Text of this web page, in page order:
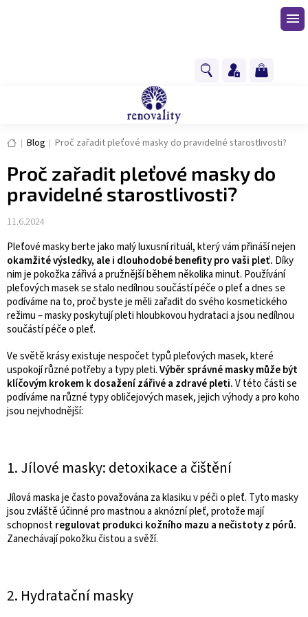
NÁKUPNÍ
Domů
Blog Proč zařadit pleťové masky do pravidelné starostlivosti?
Proč zařadit pleťové masky do
pravidelné starostlivosti?
11.6.2024
Pleťové masky berte jako malý luxusní rituál, který vám přináší nejen
okamžité výsledky, ale i dlouhodobé benefity pro vaši pleť. Díky
nim je pokožka zářivá a pružnější během několika minut. Používání
pleťových masek se stalo nedílnou součástí péče o pleť a dnes se
podíváme na to, proč byste je měli zařadit do svého kosmetického
režimu – masky poskytují pleti hloubkovou hydrataci a jsou nedílnou
součástí péče o pleť.
Ve světě krásy existuje nespočet typů pleťových masek, které
uspokojí různé potřeby a typy pleti.Výběr správné masky může být
klíčovým krokem k dosažení zářivé a zdravé pleti.V této části se
podíváme na různé typy obličejových masek, jejich výhody a pro koho
jsou nejvhodnější:
1. Jílové masky: detoxikace a čištění
Jílová maska je často považována za klasiku v péči o pleť. Tyto masky
jsou zvláště účinné pro mastnou a aknózní pleť, protože mají
schopnostregulovat produkci kožního mazu a nečistoty z pórů.
Zanechávají pokožku čistou a svěží.
2. Hydratační masky